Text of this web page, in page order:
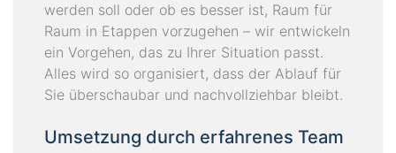
werden soll oder ob es besser ist, Raum für
Raum in Etappen vorzugehen – wir entwickeln
ein Vorgehen, das zu Ihrer Situation passt.
Alles wird so organisiert, dass der Ablauf für
Sie überschaubar und nachvollziehbar bleibt.
Umsetzung durch erfahrenes Team